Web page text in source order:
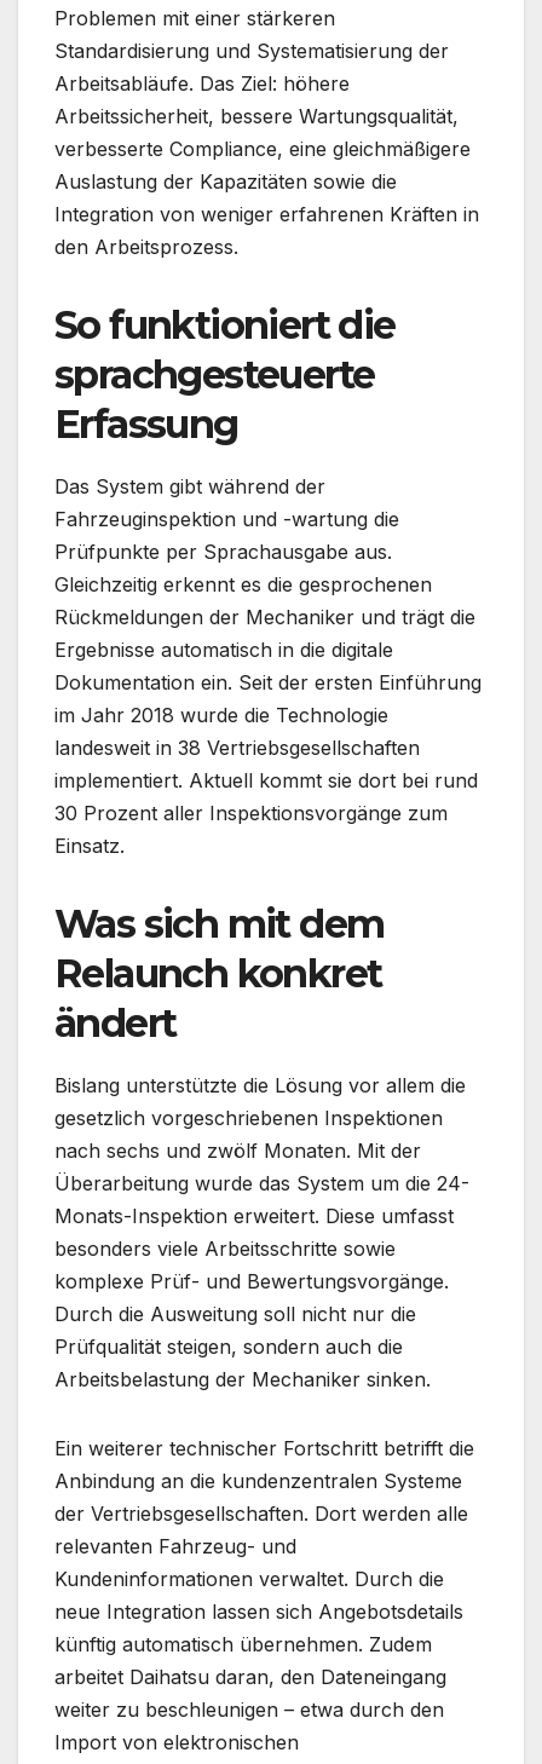
Problemen mit einer stärkeren
Standardisierung und Systematisierung der
Arbeitsabläufe. Das Ziel: höhere
Arbeitssicherheit, bessere Wartungsqualität,
verbesserte Compliance, eine gleichmäßigere
Auslastung der Kapazitäten sowie die
Integration von weniger erfahrenen Kräften in
den Arbeitsprozess.
So funktioniert die
sprachgesteuerte
Erfassung
Das System gibt während der
Fahrzeuginspektion und -wartung die
Prüfpunkte per Sprachausgabe aus.
Gleichzeitig erkennt es die gesprochenen
Rückmeldungen der Mechaniker und trägt die
Ergebnisse automatisch in die digitale
Dokumentation ein. Seit der ersten Einführung
im Jahr 2018 wurde die Technologie
landesweit in 38 Vertriebsgesellschaften
implementiert. Aktuell kommt sie dort bei rund
30 Prozent aller Inspektionsvorgänge zum
Einsatz.
Was sich mit dem
Relaunch konkret
ändert
Bislang unterstützte die Lösung vor allem die
gesetzlich vorgeschriebenen Inspektionen
nach sechs und zwölf Monaten. Mit der
Überarbeitung wurde das System um die 24-
Monats-Inspektion erweitert. Diese umfasst
besonders viele Arbeitsschritte sowie
komplexe Prüf- und Bewertungsvorgänge.
Durch die Ausweitung soll nicht nur die
Prüfqualität steigen, sondern auch die
Arbeitsbelastung der Mechaniker sinken.
Ein weiterer technischer Fortschritt betrifft die
Anbindung an die kundenzentralen Systeme
der Vertriebsgesellschaften. Dort werden alle
relevanten Fahrzeug- und
Kundeninformationen verwaltet. Durch die
neue Integration lassen sich Angebotsdetails
künftig automatisch übernehmen. Zudem
arbeitet Daihatsu daran, den Dateneingang
weiter zu beschleunigen – etwa durch den
Import von elektronischen